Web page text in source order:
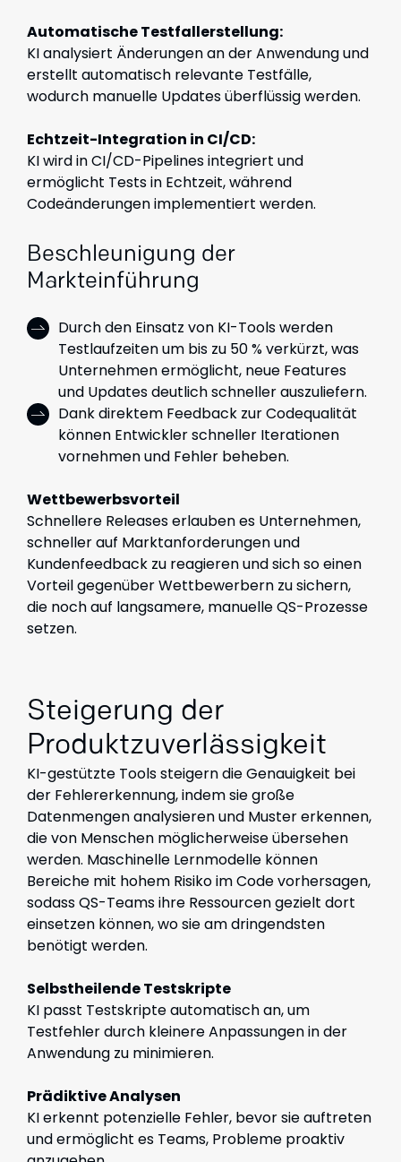
Automatische Testfallerstellung:
KI analysiert Änderungen an der Anwendung und
erstellt automatisch relevante Testfälle,
wodurch manuelle Updates überflüssig werden.
Echtzeit-Integration in CI/CD:
KI wird in CI/CD-Pipelines integriert und
ermöglicht Tests in Echtzeit, während
Codeänderungen implementiert werden.
Beschleunigung der
Markteinführung
Durch den Einsatz von KI-Tools werden
Testlaufzeiten um bis zu 50 % verkürzt, was
Unternehmen ermöglicht, neue Features
und Updates deutlich schneller auszuliefern.
Dank direktem Feedback zur Codequalität
können Entwickler schneller Iterationen
vornehmen und Fehler beheben.
Wettbewerbsvorteil
Schnellere Releases erlauben es Unternehmen,
schneller auf Marktanforderungen und
Kundenfeedback zu reagieren und sich so einen
Vorteil gegenüber Wettbewerbern zu sichern,
die noch auf langsamere, manuelle QS-Prozesse
setzen.
Steigerung der
Produktzuverlässigkeit
KI-gestützte Tools steigern die Genauigkeit bei
der Fehlererkennung, indem sie große
Datenmengen analysieren und Muster erkennen,
die von Menschen möglicherweise übersehen
werden. Maschinelle Lernmodelle können
Bereiche mit hohem Risiko im Code vorhersagen,
sodass QS-Teams ihre Ressourcen gezielt dort
einsetzen können, wo sie am dringendsten
benötigt werden.
Selbstheilende Testskripte
KI passt Testskripte automatisch an, um
Testfehler durch kleinere Anpassungen in der
Anwendung zu minimieren.
Prädiktive Analysen
KI erkennt potenzielle Fehler, bevor sie auftreten
und ermöglicht es Teams, Probleme proaktiv